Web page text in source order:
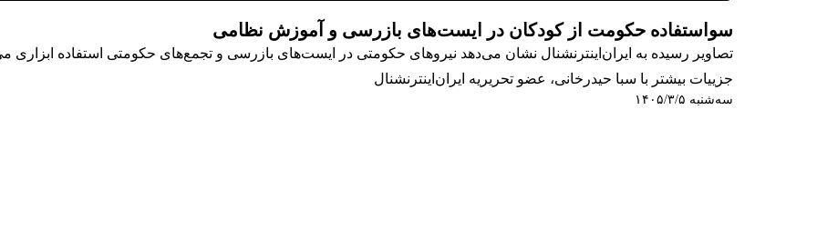
سواستفاده حکومت از کودکان در ایست‌های بازرسی و آموزش نظامی
تصاویر رسیده به ایران‌اینترنشنال نشان می‌دهد نیروهای حکومتی در ایست‌های بازرسی و تجمع‌های حکومتی استفاده ابزاری
جزییات بیشتر با سبا حیدرخانی، عضو تحریریه ایران‌اینترنشنال
سه‌شنبه ۱۴۰۵/۳/۵